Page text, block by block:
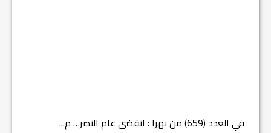
في العدد (659) من بهرا : انقضى عام النصر… م...